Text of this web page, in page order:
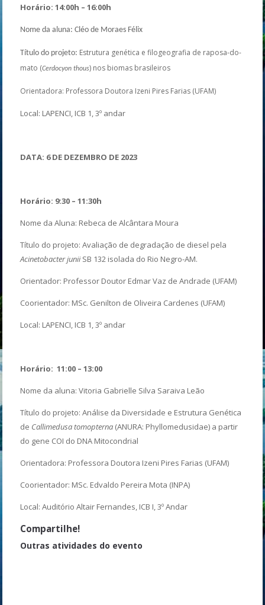
Horário: 14:00h – 16:00h
Nome da aluna: Cléo de Moraes Félix
Título do projeto: Estrutura genética e filogeografia de raposa-do-
mato (Cerdocyon thous) nos biomas brasileiros
Orientadora: Professora Doutora Izeni Pires Farias (UFAM)
Local: LAPENCI, ICB 1, 3º andar
DATA: 6 DE DEZEMBRO DE 2023
Horário: 9:30 – 11:30h
Nome da Aluna: Rebeca de Alcântara Moura
Título do projeto: Avaliação de degradação de diesel pela
Acinetobacter juniiSB 132 isolada do Rio Negro-AM.
Orientador: Professor Doutor Edmar Vaz de Andrade (UFAM)
Coorientador: MSc. Genilton de Oliveira Cardenes (UFAM)
Local: LAPENCI, ICB 1, 3º andar
Horário: 11:00 – 13:00
Nome da aluna: Vitoria Gabrielle Silva Saraiva Leão
Título do projeto: Análise da Diversidade e Estrutura Genética
de Callimedusa tomopterna (ANURA: Phyllomedusidae) a partir
do gene COI do DNA Mitocondrial
Orientadora: Professora Doutora Izeni Pires Farias (UFAM)
Coorientador: MSc. Edvaldo Pereira Mota (INPA)
Local: Auditório Altair Fernandes, ICB I, 3º Andar
Compartilhe!
Outras atividades do evento